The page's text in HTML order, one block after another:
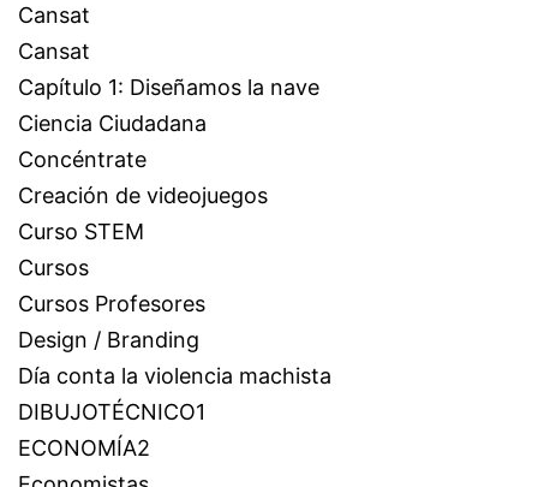
Cansat
Cansat
Capítulo 1: Diseñamos la nave
Ciencia Ciudadana
Concéntrate
Creación de videojuegos
Curso STEM
Cursos
Cursos Profesores
Design / Branding
Día conta la violencia machista
DIBUJOTÉCNICO1
ECONOMÍA2